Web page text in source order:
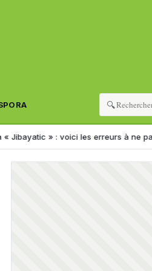
🔍
: voici les erreurs à ne pas commettre